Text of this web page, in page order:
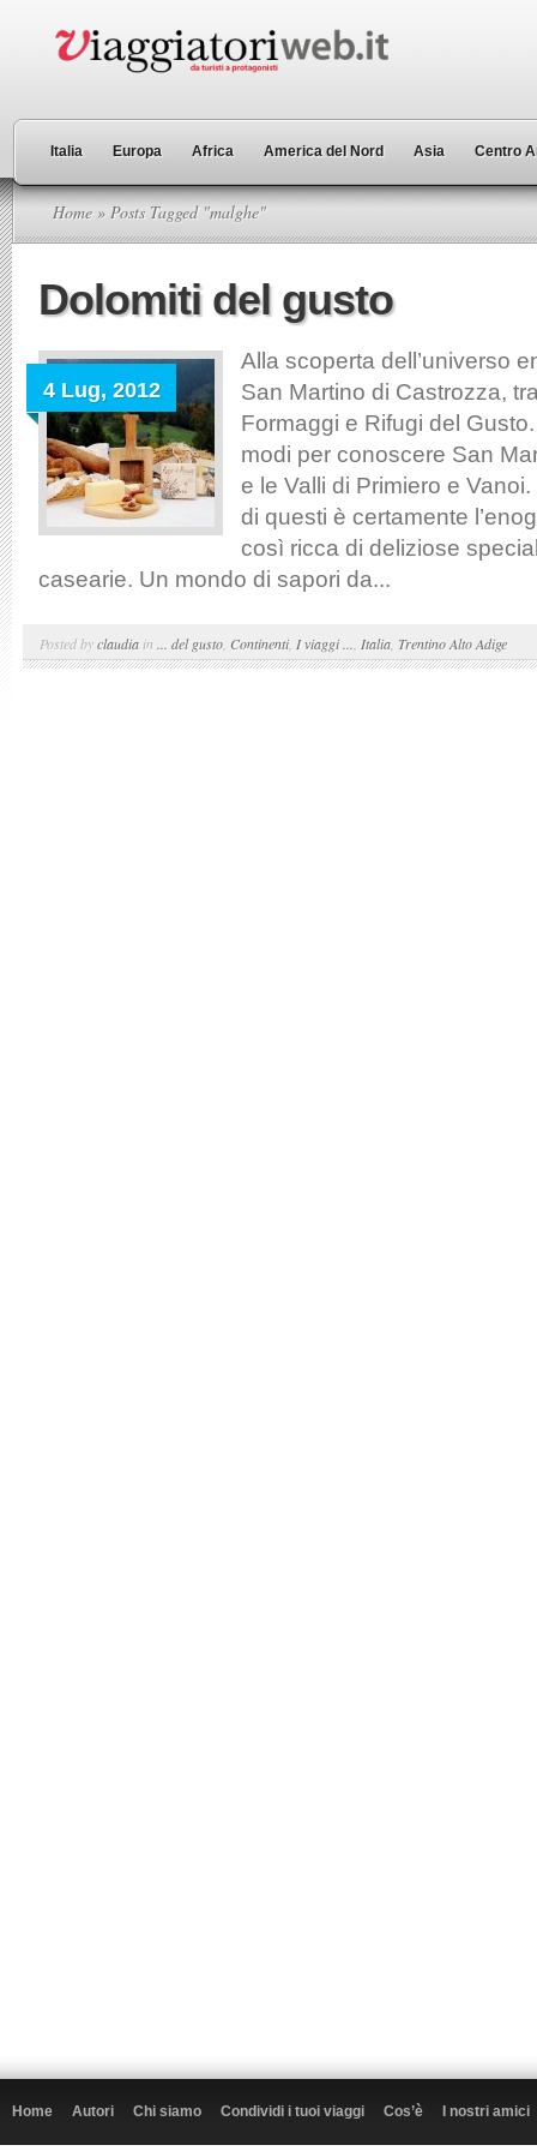
Italia Europa Africa America del Nord Asia Centro
Home » Posts Tagged "malghe"
Dolomiti del gusto
4 Lug, 2012
Alla scoperta dell’universo
San Martino di Castrozza,
Formaggi e Rifugi del
modi per conoscere San
e le Valli di Primiero e
di questi è certamente
così ricca di deliziose
casearie. Un mondo di sapori da...
Posted byclaudia in ... del gusto Continenti, I viaggi ... Italia Trentino Alto Adige
Home Autori Chi siamo Condividi i tuoi viaggi Cos’è I nostri amici